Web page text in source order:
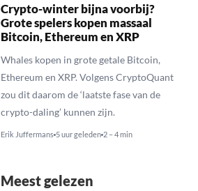
Crypto-winter bijna voorbij?
Grote spelers kopen massaal
Bitcoin, Ethereum en XRP
Whales kopen in grote getale Bitcoin,
Ethereum en XRP. Volgens CryptoQuant
zou dit daarom de ‘laatste fase van de
crypto-daling’ kunnen zijn.
Erik Juffermans 5 uur geleden 2 – 4 min
Meest gelezen